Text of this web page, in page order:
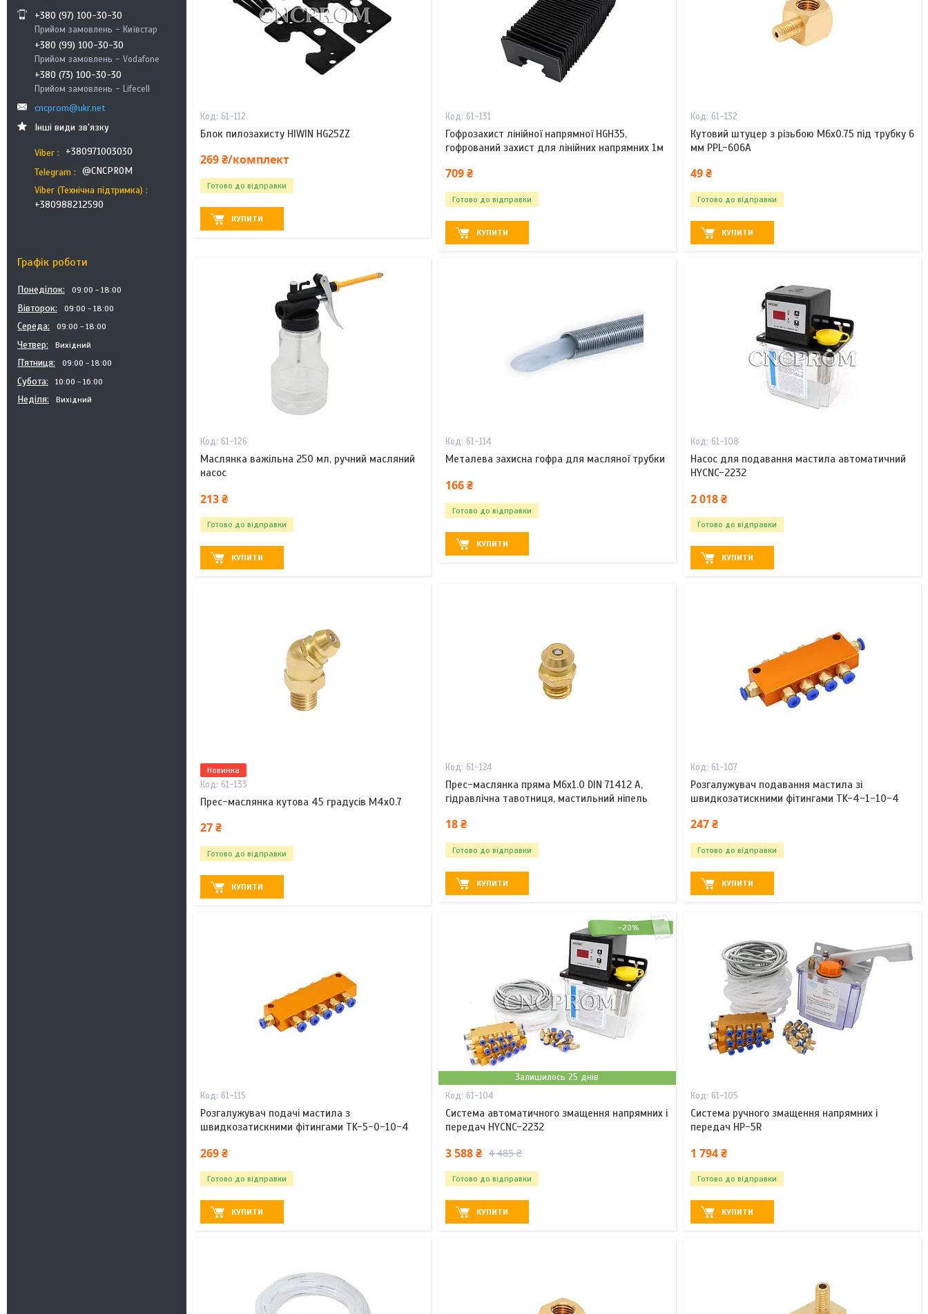
+380 (97) 100-30-30
Прийом замовлень - Київстар
+380 (99) 100-30-30
Прийом замовлень - Vodafone
+380 (73) 100-30-30
Прийом замовлень - Lifecell
cncprom@ukr.net
Інші види зв'язку
Viber
+380971003030
Telegram
@CNCPROM
Viber (Технічна підтримка)
+380988212590
Графік роботи
Понеділок 09:00 18:00
Вівторок 09:00 18:00
Середа 09:00 18:00
Четвер Вихідний
Пʼятниця 09:00 18:00
Субота 10:00 16:00
Неділя Вихідний
61-112
Блок пилозахисту HIWIN HG25ZZ
269 ₴/комплект
Готово до відправки
КУПИТИ
61-131
Гофрозахист лінійної напрямної HGH35,
гофрований захист для лінійних напрямних 1м
709 ₴
Готово до відправки
КУПИТИ
61-132
Кутовий штуцер з різьбою М6х0.75 під трубку 6
мм PPL-606A
49 ₴
Готово до відправки
КУПИТИ
61-126
Маслянка важільна 250 мл, ручний масляний
насос
213 ₴
Готово до відправки
КУПИТИ
61-114
Металева захисна гофра для масляної трубки
166 ₴
Готово до відправки
КУПИТИ
61-108
Насос для подавання мастила автоматичний
HYCNC-2232
2 018 ₴
Готово до відправки
КУПИТИ
Новинка
61-133
Прес-маслянка кутова 45 градусів М4х0.7
27 ₴
Готово до відправки
КУПИТИ
61-124
Прес-маслянка пряма М6х1.0 DIN 71412 A,
гідравлічна тавотниця, мастильний ніпель
18 ₴
Готово до відправки
КУПИТИ
61-107
Розгалужувач подавання мастила зі
швидкозатискними фітингами TK-4-1-10-4
247 ₴
Готово до відправки
КУПИТИ
61-115
Розгалужувач подачі мастила з
швидкозатискними фітингами TK-5-0-10-4
269 ₴
Готово до відправки
КУПИТИ
–20%
Залишилось 25 днів
61-104
Система автоматичного змащення напрямних і
передач HYCNC-2232
3 588 ₴ 4 485 ₴
Готово до відправки
КУПИТИ
61-105
Система ручного змащення напрямних і
передач HP-5R
1 794 ₴
Готово до відправки
КУПИТИ